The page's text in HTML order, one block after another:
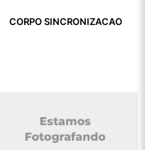
CORPO SINCRONIZACAO